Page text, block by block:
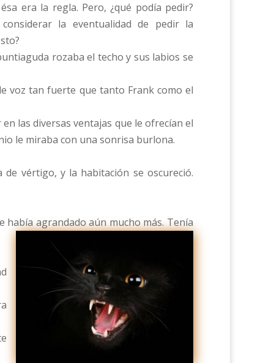
era la regla. Pero, ¿qué podía pedir?
la eventualidad de pedir la
rozaba el techo y sus labios se
voz tan fuerte que tanto Frank como el
las diversas ventajas que le ofrecían el
le miraba con una sonrisa burlona.
vértigo, y la habitación se oscureció.
había agrandado aún mucho más. Tenía